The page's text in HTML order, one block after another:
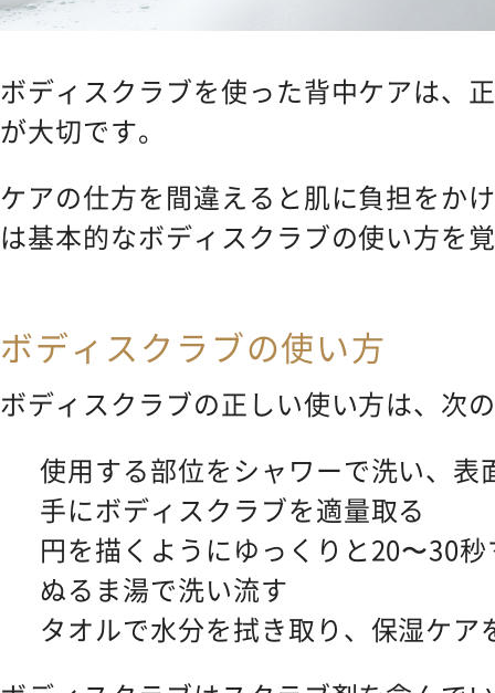
ボディスクラブを使った背中ケアは、
が大切です。
ケアの仕方を間違えると肌に負担をか
は基本的なボディスクラブの使い方を
ボディスクラブの使い方
ボディスクラブの正しい使い方は、次
使用する部位をシャワーで洗い、表
手にボディスクラブを適量取る
円を描くようにゆっくりと20〜30
ぬるま湯で洗い流す
タオルで水分を拭き取り、保湿ケア